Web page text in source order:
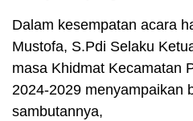
Dalam kesempatan acara
Mustofa, S.Pdi Selaku
masa Khidmat Kecamatan
2024-2029 menyampaikan
sambutannya,